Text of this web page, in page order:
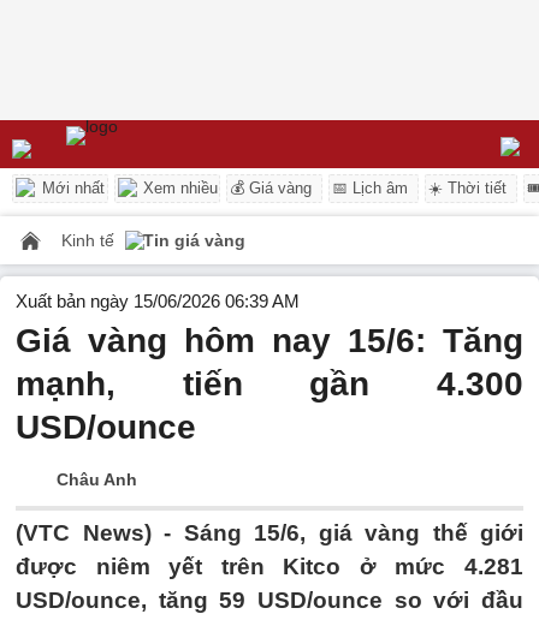
Mới nhất Xem nhiều 💰 Giá vàng 📅 Lịch âm ☀️ Thời tiết
Kinh tế Tin giá vàng
Xuất bản ngày 15/06/2026 06:39 AM
Giá vàng hôm nay 15/6: Tăng
mạnh, tiến gần 4.300
USD/ounce
Châu Anh
(VTC News) - Sáng 15/6, giá vàng thế giới
được niêm yết trên Kitco ở mức 4.281
USD/ounce, tăng 59 USD/ounce so với đầu